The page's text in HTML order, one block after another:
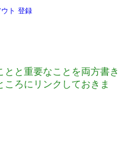
ト 登録
と重要なことを両方書き
ころにリンクしておきま